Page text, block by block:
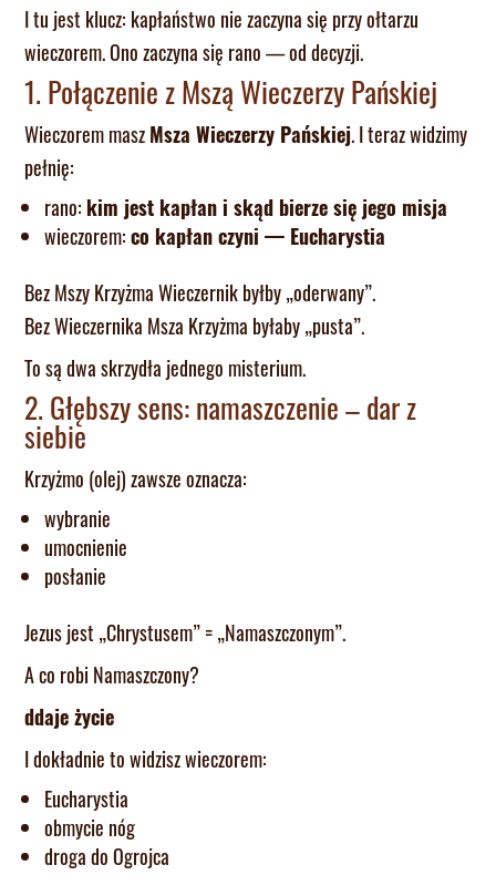
I tu jest klucz: kapłaństwo nie zaczyna się przy ołtarzu
wieczorem. Ono zaczyna się rano — od decyzji.
1. Połączenie z Mszą Wieczerzy Pańskiej
Wieczorem maszMsza Wieczerzy Pańskiej. I teraz widzimy
pełnię:
rano: kim jest kapłan i skąd bierze się jego misja
wieczorem:co kapłan czyni — Eucharystia
Bez Mszy Krzyżma Wieczernik byłby „oderwany”.
Bez Wieczernika Msza Krzyżma byłaby „pusta”.
To są dwa skrzydła jednego misterium.
2. Głębszy sens: namaszczenie – dar z
siebie
Krzyżmo (olej) zawsze oznacza:
wybranie
umocnienie
posłanie
Jezus jest „Chrystusem” = „Namaszczonym”.
A co robi Namaszczony?
ddaje życie
I dokładnie to widzisz wieczorem:
Eucharystia
obmycie nóg
droga do Ogrojca